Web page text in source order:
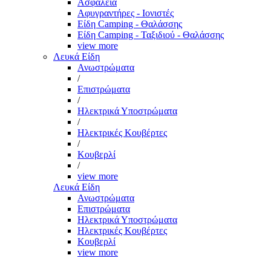
Ασφάλεια
Αφυγραντήρες - Ιονιστές
Είδη Camping - Θαλάσσης
Είδη Camping - Ταξιδιού - Θαλάσσης
view more
Λευκά Είδη
Ανωστρώματα
/
Επιστρώματα
/
Ηλεκτρικά Υποστρώματα
/
Ηλεκτρικές Κουβέρτες
/
Κουβερλί
/
view more
Λευκά Είδη
Ανωστρώματα
Επιστρώματα
Ηλεκτρικά Υποστρώματα
Ηλεκτρικές Κουβέρτες
Κουβερλί
view more